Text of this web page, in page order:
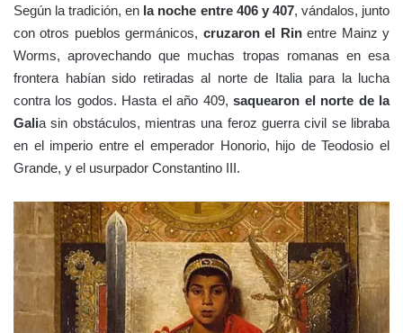
Según la tradición, en la noche entre 406 y 407, vándalos, junto
con otros pueblos germánicos, cruzaron el Rinentre Mainz y
Worms, aprovechando que muchas tropas romanas en esa
frontera habían sido retiradas al norte de Italia para la lucha
contra los godos. Hasta el año 409,saquearon el norte de la
Galia sin obstáculos, mientras una feroz guerra civil se libraba
en el imperio entre el emperador Honorio, hijo de Teodosio el
Grande, y el usurpador Constantino III.